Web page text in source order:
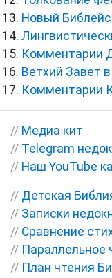
Новый
Комментарии
Ветхий Завет
Комментарии
// Медиа кит
// Telegram
// Наш YouTube
// Детская
// Записки
// Сравнение
// Параллельное
// План чтения